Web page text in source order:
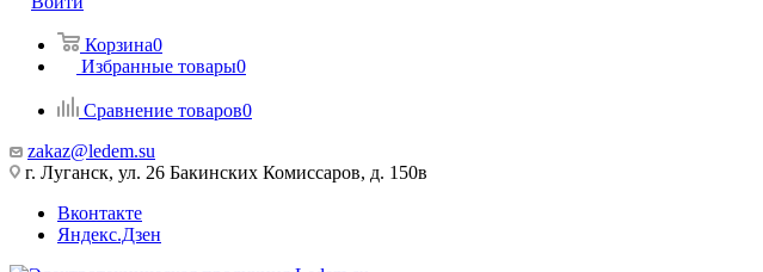
Корзина0
Избранные товары0
Сравнение товаров0
zakaz@ledem.su
г. Луганск, ул. 26 Бакинских Комиссаров, д. 150в
Вконтакте
Яндекс.Дзен